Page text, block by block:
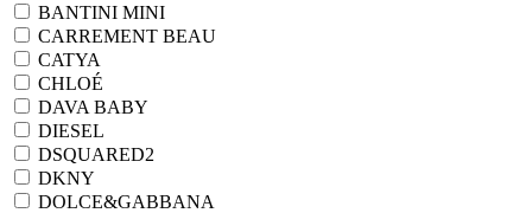
BANTINI MINI
CARREMENT BEAU
CATYA
CHLOÉ
DAVA BABY
DIESEL
DSQUARED2
DKNY
DOLCE&GABBANA